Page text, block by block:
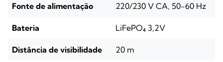
Fonte de alimentação 220/230 V CA, 50-60 Hz
Bateria LiFePO₄ 3,2V
Distância de visibilidade 20 m